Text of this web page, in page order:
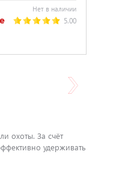
Нет в наличии
5.00
охоты. За счёт
удерживать